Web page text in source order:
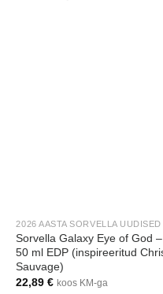
2026 AASTA SORVELLA UUDISED
Sorvella Galaxy Eye of God
50 ml EDP (inspireeritud
Sauvage)
22,89€ koos KM-ga